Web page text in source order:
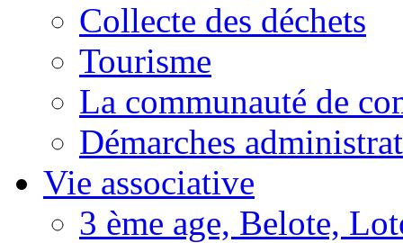
Collecte des déchets
Tourisme
La communauté de
Démarches
Vie associative
3 ème age, Belote,